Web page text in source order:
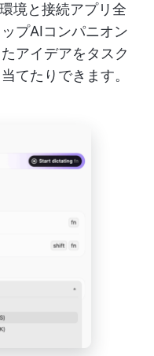
境と接続アプリ全
プAIコンパニオン
アイデアをタスク
てたりできます。